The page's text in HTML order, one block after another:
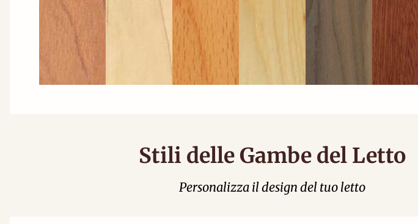
Stili delle Gambe del Letto
Personalizza il design del tuo letto